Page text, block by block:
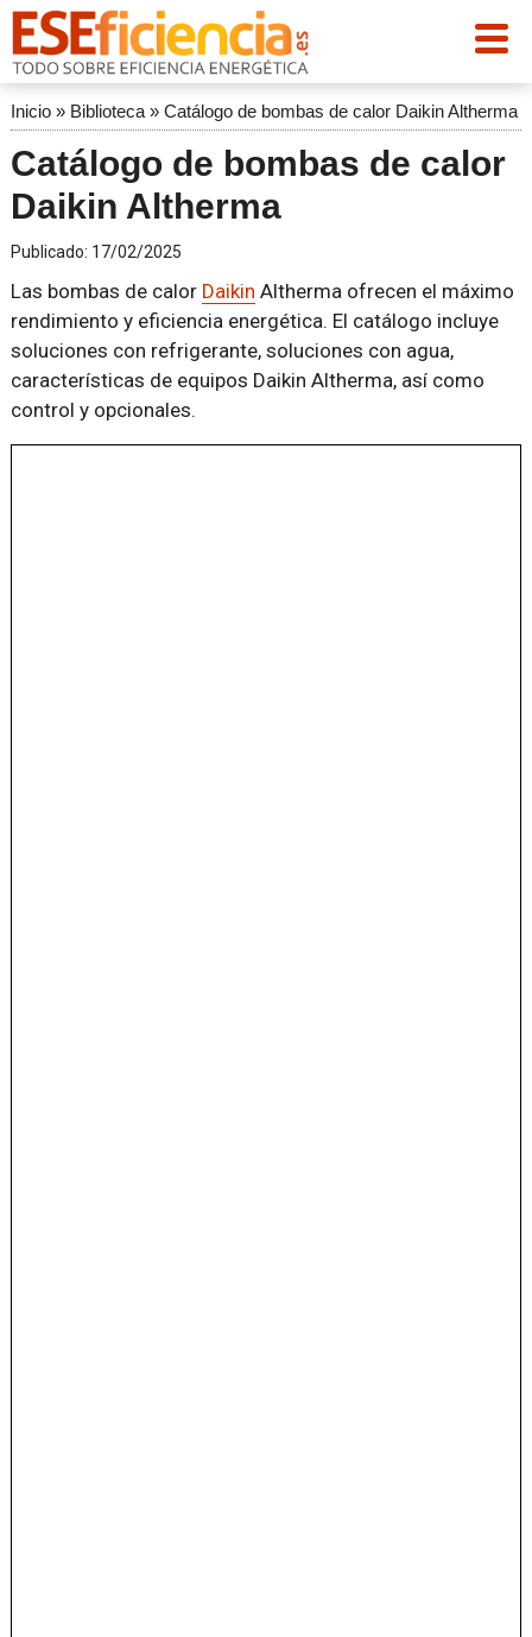
Inicio» Biblioteca» Catálogo de bombas de calor Daikin Altherma
Catálogo de bombas de calor
Daikin Altherma
Publicado: 17/02/2025
Las bombas de calor Daikin Altherma ofrecen el máximo
rendimiento y eficiencia energética. El catálogo incluye
soluciones con refrigerante, soluciones con agua,
características de equipos Daikin Altherma, así como
control y opcionales.